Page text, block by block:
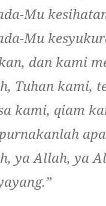
Mu
Mu
dan kami
Tuhan kami,
kami, qiam
ya Allah, ya